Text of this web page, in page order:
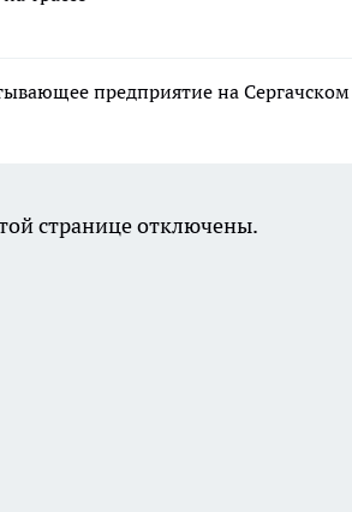
предприятие на
странице отключены.